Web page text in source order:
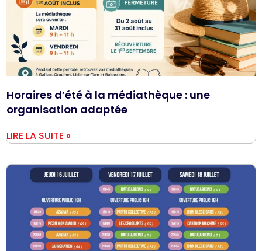
Horaires d’été à la médiathèque : une
organisation adaptée
LIRE LA SUITE »